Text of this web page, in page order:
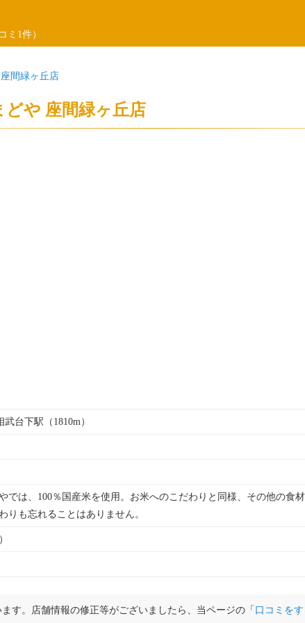
ミ1件）
間緑ヶ丘店
どや 座間緑ヶ丘店
台下駅（1810m）
では、100％国産米を使用。お米へのこだわりと同様、その他の食
りも忘れることはありません。
す。店舗情報の修正等がございましたら、当ページの「 口コミをす